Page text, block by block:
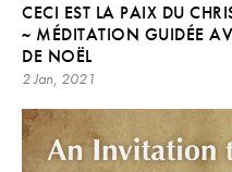
CECI EST LA PAIX DU
~ MÉDITATION GUIDÉE
DE NOËL
2 Jan, 2021